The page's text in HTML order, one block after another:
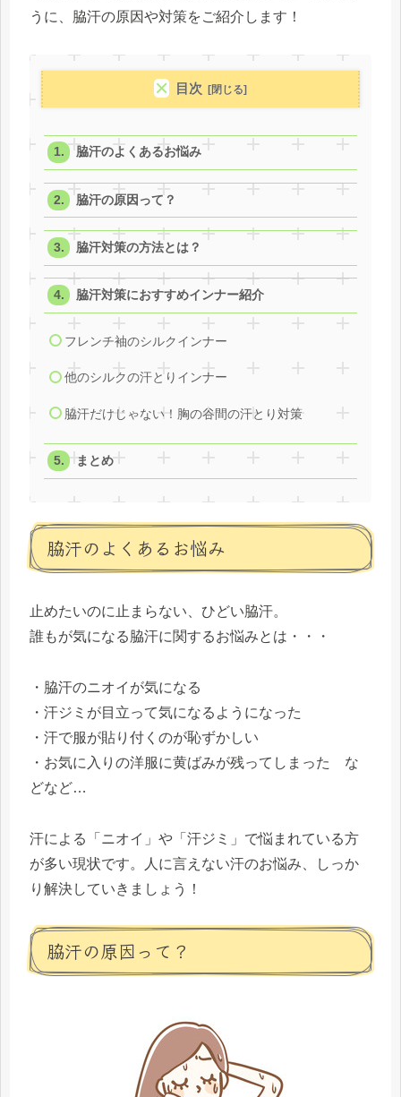
うに、脇汗の原因や対策をご紹介します！
目次
脇汗のよくあるお悩み
脇汗の原因って？
脇汗対策の方法とは？
脇汗対策におすすめインナー紹介
フレンチ袖のシルクインナー
他のシルクの汗とりインナー
脇汗だけじゃない！胸の谷間の汗とり対策
まとめ
脇汗のよくあるお悩み
止めたいのに止まらない、ひどい脇汗。
誰もが気になる脇汗に関するお悩みとは・・・
・脇汗のニオイが気になる
・汗ジミが目立って気になるようになった
・汗で服が貼り付くのが恥ずかしい
・お気に入りの洋服に黄ばみが残ってしまった な
どなど…
汗による「ニオイ」や「汗ジミ」で悩まれている方
が多い現状です。人に言えない汗のお悩み、しっか
り解決していきましょう！
脇汗の原因って？